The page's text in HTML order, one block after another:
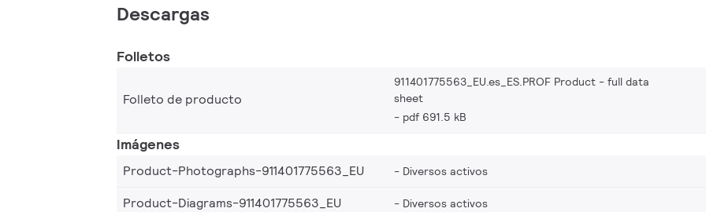
Descargas
Folletos
Folleto de producto
911401775563_EU.es_ES.PROF Product - full data
sheet
pdf 691.5 kB
Imágenes
Product-Photographs-911401775563_EU Diversos activos
Product-Diagrams-911401775563_EU Diversos activos